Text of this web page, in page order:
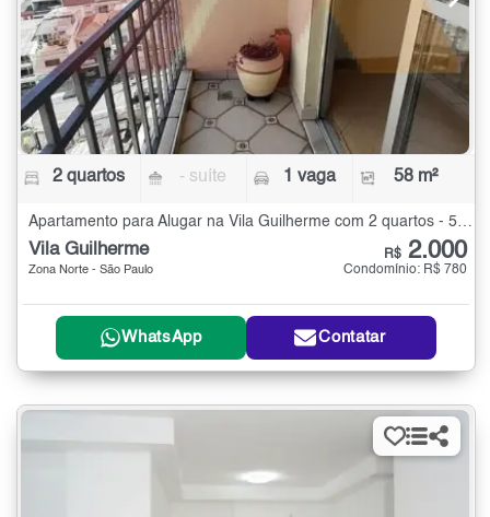
2 quartos - suíte 1 vaga 58 m²
Vila Guilherme
Zona Norte - São Paulo
R$ 2.000
Condomínio: R$ 780
WhatsApp Contatar